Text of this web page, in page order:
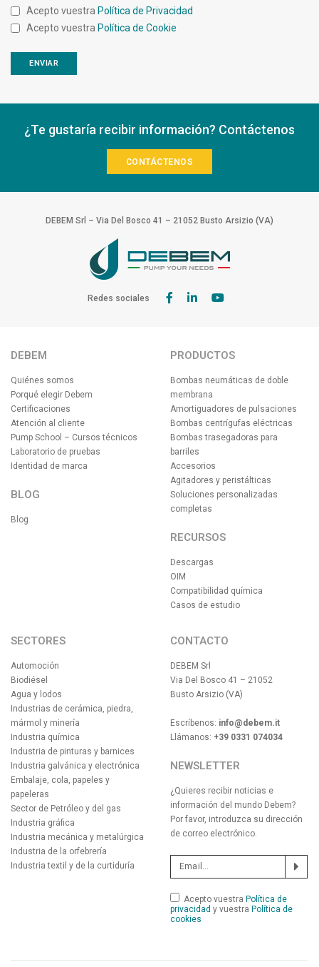
Acepto vuestra Política de Privacidad
Acepto vuestra Política de Cookie
¿Te gustaría recibir información? Contáctenos
CONTÁCTENOS
DEBEM Srl – Via Del Bosco 41 – 21052 Busto Arsizio (VA)
Redes sociales
DEBEM
Quiénes somos
Porqué elegir Debem
Certificaciones
Atención al cliente
Pump School – Cursos técnicos
Laboratorio de pruebas
Identidad de marca
BLOG
Blog
PRODUCTOS
Bombas neumáticas de doble
membrana
Amortiguadores de pulsaciones
Bombas centrígufas eléctricas
Bombas trasegadoras para
barriles
Accesorios
Agitadores y peristálticas
Soluciones personalizadas
completas
RECURSOS
Descargas
OIM
Compatibilidad química
Casos de estudio
SECTORES
Automoción
Biodiésel
Agua y lodos
Industrias de cerámica, piedra,
mármol y minería
Industria química
Industria de pinturas y barnices
Industria galvánica y electrónica
Embalaje, cola, papeles y
papeleras
Sector de Petróleo y del gas
Industria gráfica
Industria mecánica y metalúrgica
Industria de la orfebrería
Industria textil y de la curtiduría
CONTACTO
DEBEM Srl
Via Del Bosco 41 – 21052
Busto Arsizio (VA)
Escríbenos: info@debem.it
Llámanos: +39 0331 074034
NEWSLETTER
¿Quieres recibir noticias e
información del mundo Debem?
Por favor, introduzca su dirección
de correo electrónico.
Acepto vuestra Política de
privacidad y vuestra Política de
cookies